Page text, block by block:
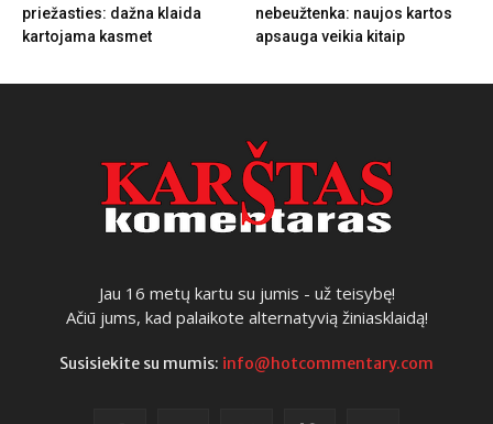
priežasties: dažna klaida
kartojama kasmet
nebeužtenka: naujos kartos
apsauga veikia kitaip
Jau 16 metų kartu su jumis - už teisybę!
Ačiū jums, kad palaikote alternatyvią žiniasklaidą!
Susisiekite su mumis: info@hotcommentary.com